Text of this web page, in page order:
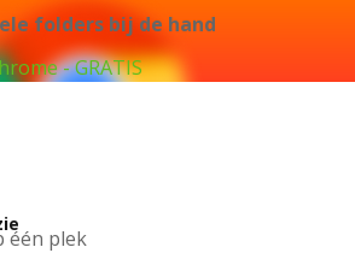
folders bij de hand
- GRATIS
één plek